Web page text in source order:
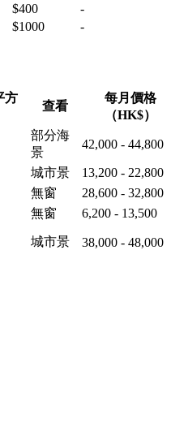
$400
-
$1000 -
方
查看
每月價格
（HK$）
部分海
景
42,000 - 44,800
城市景
13,200 - 22,800
無窗
28,600 - 32,800
無窗
6,200 - 13,500
城市景 38,000 - 48,000